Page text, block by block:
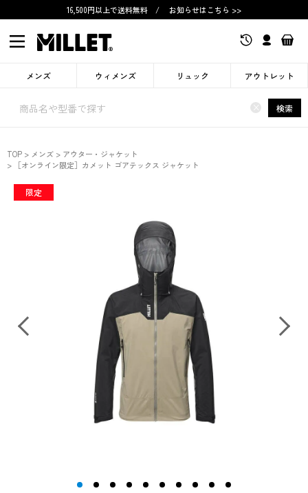
16,500円以上で送料無料 / お知らせはこちら >>
メンズ ウィメンズ リュック アウトレット
× 検索
TOP メンズ
アウター・ジャケット
［オンライン限定］カメット ゴアテックス ジャケット
限定